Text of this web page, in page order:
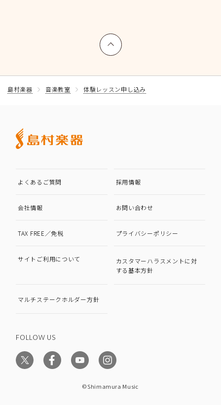
上へ戻る
島村楽器 音楽教室 体験レッスン申し込み
よくあるご質問 採用情報
会社情報 お問い合わせ
TAX FREE／免税 プライバシーポリシー
サイトご利用について
カスタマーハラスメントに対
する基本方針
マルチステークホルダー方針
FOLLOW US
©Shimamura Music